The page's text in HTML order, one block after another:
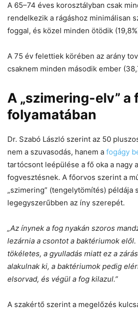
A 65–74 éves korosztályban csak
rendelkezik a rágáshoz minimálisan
foggal, és közel minden ötödik
A 75 év felettiek körében az arány
csaknem minden második ember
A „szimering-elv” a
folyamatában
Dr. Szabó László szerint az 50
nem a szuvasodás, hanem a fogágy
tartócsont leépülése a fő oka a nagy
fogvesztésnek. A főorvos szerint a
„szimering” (tengelytömítés) példája
legegyszerűbben az íny szerepét.
„Az ínynek a fog nyakán szoros
lezárnia a csontot a baktériumok
tökéletes, a gyulladás miatt ez a
alakulnak ki, a baktériumok pedig
elsorvad, és végül a fog kilazul.”
A szakértő szerint a megelőzés